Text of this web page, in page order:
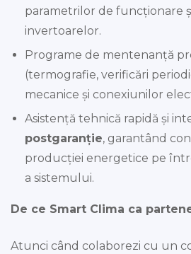
parametrilor de funcționare
invertoarelor.
Programe de mentenanță
(termografie, verificări
mecanice și conexiunilor
Asistență tehnică rapidă și
postgaranție, garantând
producției energetice pe
a sistemului.
De ce Smart Clima ca
Atunci când colaborezi cu un